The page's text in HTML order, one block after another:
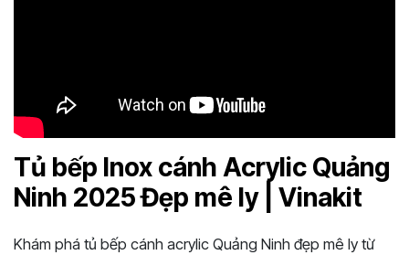
Tủ bếp Inox cánh Acrylic Quảng
Ninh 2025 Đẹp mê ly | Vinakit
Khám phá tủ bếp cánh acrylic Quảng Ninh đẹp mê ly từ